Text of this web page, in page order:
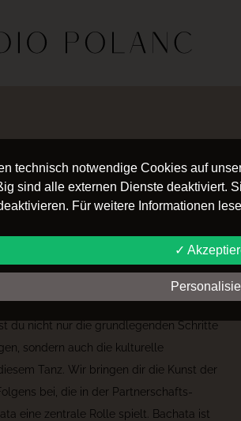
unserem Tanzkurs! Bachata ist ein
Tanzstil, der seinen Ursprung in der
hat. Dieser Tanz zeichnet sich
Melodien, sinnliche Hüftbewegungen und
Die Musik, oft begleitet von
eine einladende Atmosphäre. In
du nicht nur die grundlegenden Schritte
sondern auch die kulturelle
Tanz. Wir bringen dir die Kunst der
bei, die in der Partnerschafts-
eine zentrale Rolle spielt. Bachata ist
technisch notwendige Cookies auf
sind alle externen Dienste deaktiviert.
Für weitere Informationen
✓